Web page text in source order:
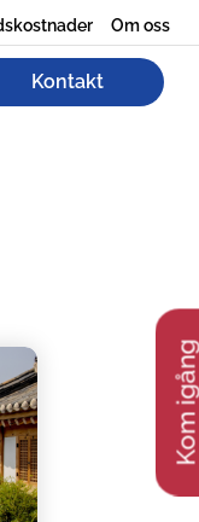
Om oss
Kontakt
Kom